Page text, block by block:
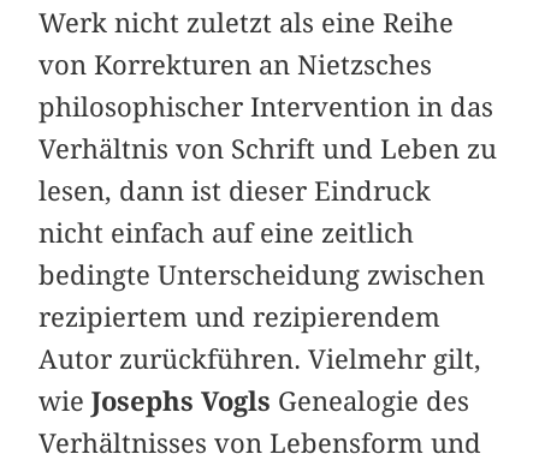
Werk nicht zuletzt als eine Reihe
von Korrekturen an Nietzsches
philosophischer Intervention in das
Verhältnis von Schrift und Leben zu
lesen, dann ist dieser Eindruck
nicht einfach auf eine zeitlich
bedingte Unterscheidung zwischen
rezipiertem und rezipierendem
Autor zurückführen. Vielmehr gilt,
wieJosephs Vogls Genealogie des
Verhältnisses von Lebensform und